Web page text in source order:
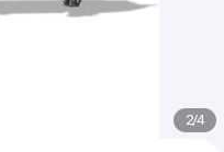
2/4